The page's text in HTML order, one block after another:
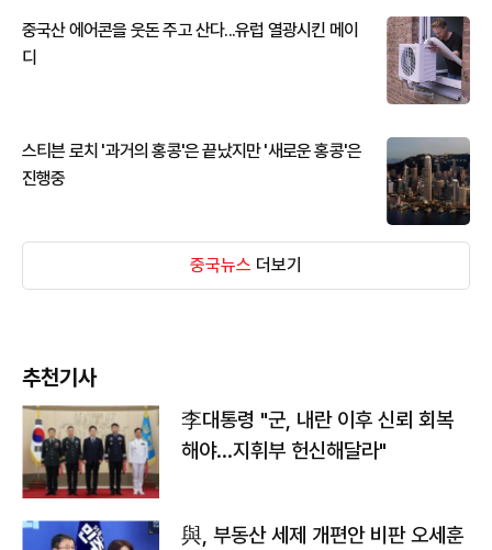
중국산 에어콘을 웃돈 주고 산다...유럽 열광시킨 메이
디
스티븐 로치 '과거의 홍콩'은 끝났지만 '새로운 홍콩'은
진행중
중국뉴스 더보기
추천기사
李대통령 "군, 내란 이후 신뢰 회복
해야…지휘부 헌신해달라"
與, 부동산 세제 개편안 비판 오세훈